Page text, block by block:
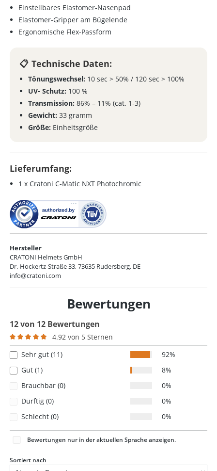
Einstellbares Elastomer-Nasenpad
Elastomer-Gripper am Bügelende
Ergonomische Flex-Passform
Technische Daten:
Tönungswechsel: 10 sec > 50% / 120 sec > 100%
UV- Schutz: 100 %
Transmission: 86% – 11% (cat. 1-3)
Gewicht: 33 gramm
Größe: Einheitsgröße
Lieferumfang:
1 x Cratoni C-Matic NXT Photochromic
Hersteller
CRATONI Helmets GmbH
Dr.-Hockertz-Straße 33, 73635 Rudersberg, DE
info@cratoni.com
Bewertungen
12 von 12 Bewertungen
Durchschnittliche Bewertung von 4.9 von 5 Sternen
4.92 von 5 Sternen
Sehr gut (11)
92%
Gut (1)
8%
Brauchbar (0)
0%
Dürftig (0)
0%
Schlecht (0)
0%
Bewertungen nur in der aktuellen Sprache anzeigen.
Sortiert nach